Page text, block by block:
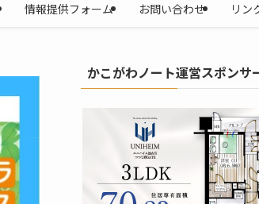
情報提供フォーム お問い合わせ リン
かこがわノート運営スポンサ